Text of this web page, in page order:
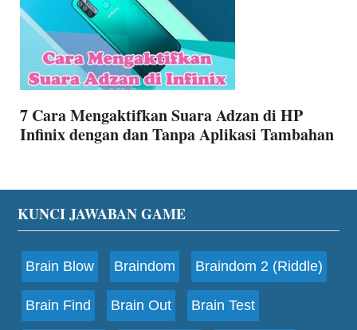
7 Cara Mengaktifkan Suara Adzan di HP
Infinix dengan dan Tanpa Aplikasi Tambahan
Footer
KUNCI JAWABAN GAME
Brain Blow Braindom Braindom 2 (Riddle)
Brain Find Brain Out Brain Test